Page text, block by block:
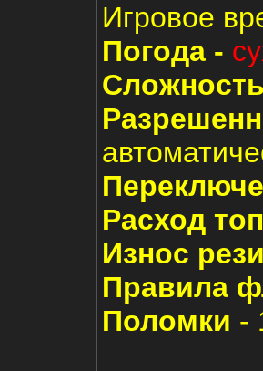
Игровое
Погода -
Расход
Износ
Правила
Поломки -